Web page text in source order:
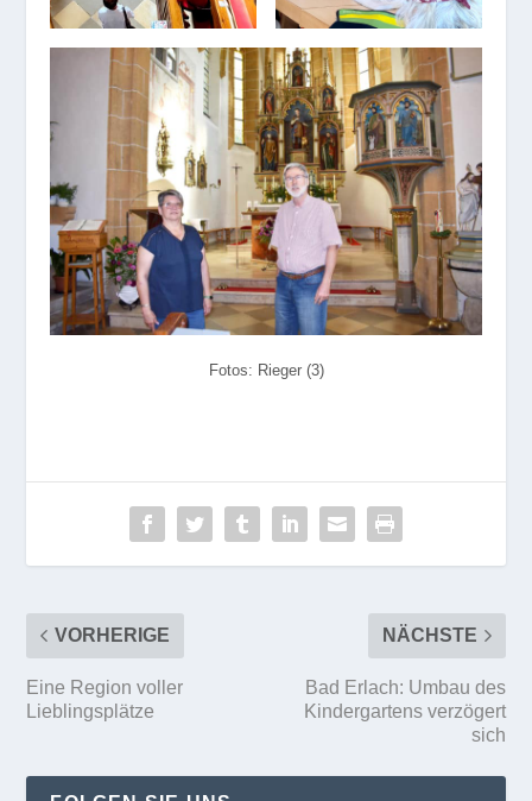
Fotos: Rieger (3)
VORHERIGE
Eine Region voller
Lieblingsplätze
NÄCHSTE
Bad Erlach: Umbau des
Kindergartens verzögert
sich